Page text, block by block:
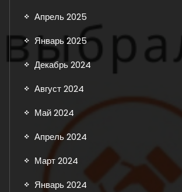
Апрель 2025
Январь 2025
Декабрь 2024
Август 2024
Май 2024
Апрель 2024
Март 2024
Январь 2024